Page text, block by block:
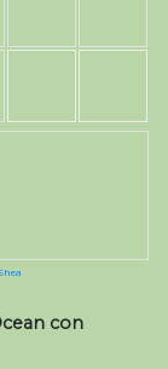
con